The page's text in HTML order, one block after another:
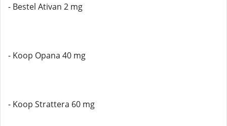
- Bestel Ativan 2 mg
- Koop Opana 40 mg
- Koop Strattera 60 mg